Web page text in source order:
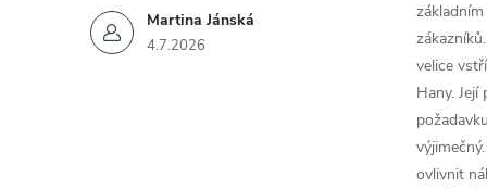
Martina Jánská
4.7.2026
velice
Hany.
ovlivnit